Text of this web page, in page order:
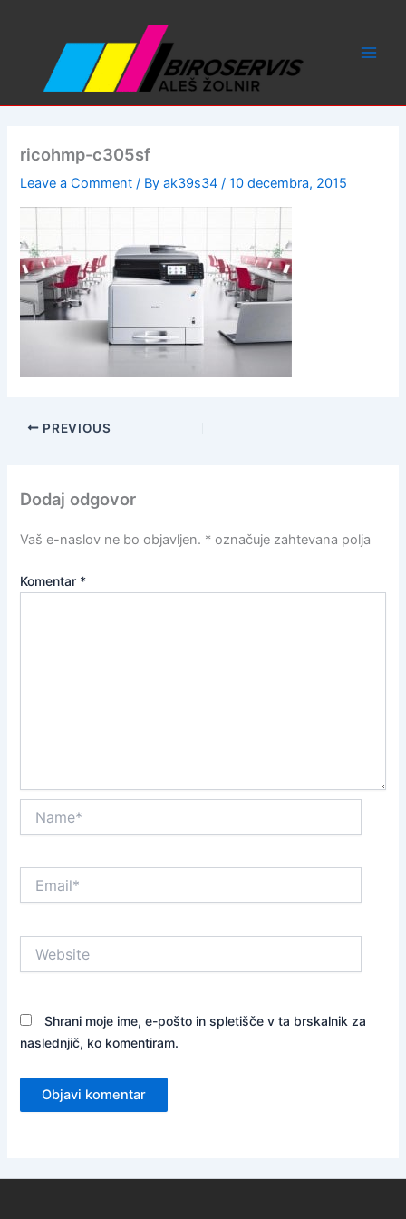
ricohmp-c305sf
Leave a Comment / Byak39s34/10 decembra, 2015
PREVIOUS
Dodaj odgovor
Vaš e-naslov ne bo objavljen. * označuje zahtevana polja
Komentar *
Shrani moje ime, e-pošto in spletišče v ta brskalnik za
naslednjič, ko komentiram.